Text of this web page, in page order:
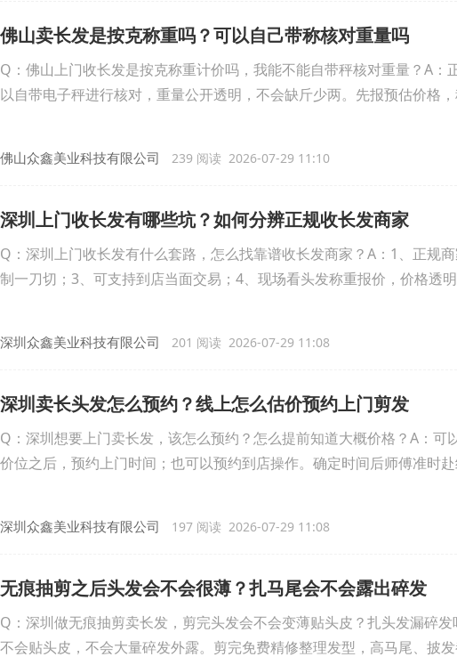
佛山卖长发是按克称重吗？可以自己带称核对重量吗
Q：佛山上门收长发是按克称重计价吗，我能不能自带秤核对重量？A
以自带电子秤进行核对，重量公开透明，不会缺斤少两。先报预估价格
佛山众鑫美业科技有限公司 239 阅读 2026-07-29 11:10
深圳上门收长发有哪些坑？如何分辨正规收长发商家
Q：深圳上门收长发有什么套路，怎么找靠谱收长发商家？A：1、正规
制一刀切；3、可支持到店当面交易；4、现场看头发称重报价，价格透
深圳众鑫美业科技有限公司 201 阅读 2026-07-29 11:08
深圳卖长头发怎么预约？线上怎么估价预约上门剪发
Q：深圳想要上门卖长发，该怎么预约？怎么提前知道大概价格？A：
价位之后，预约上门时间；也可以预约到店操作。确定时间后师傅准时
深圳众鑫美业科技有限公司 197 阅读 2026-07-29 11:08
无痕抽剪之后头发会不会很薄？扎马尾会不会露出碎发
Q：深圳做无痕抽剪卖长发，剪完头发会不会变薄贴头皮？扎头发漏碎
不会贴头皮，不会大量碎发外露。剪完免费精修整理发型，高马尾、披